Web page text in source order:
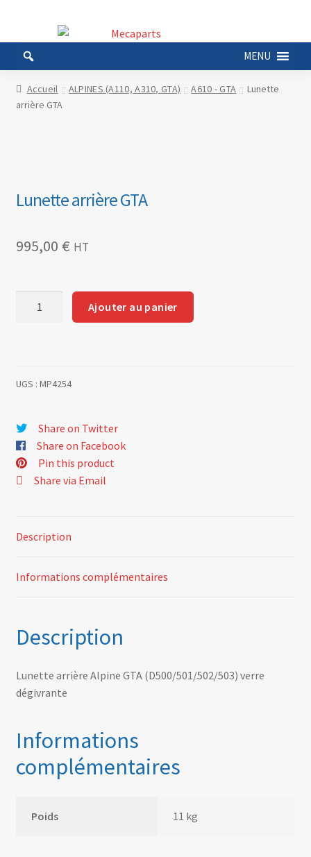
la
navigation
au
contenu
MENU
Accueil ALPINES (A110, A310, GTA) A610 - GTA
Lunette
arrière GTA
Lunette arrière GTA
995,00 € HT
Ajouter au panier
UGS : MP4254
Share on Twitter
Share on Facebook
Pin this product
Share via Email
Description
Informations complémentaires
Description
Lunette arrière Alpine GTA (D500/501/502/503) verre
dégivrante
Informations
complémentaires
Poids 11 kg